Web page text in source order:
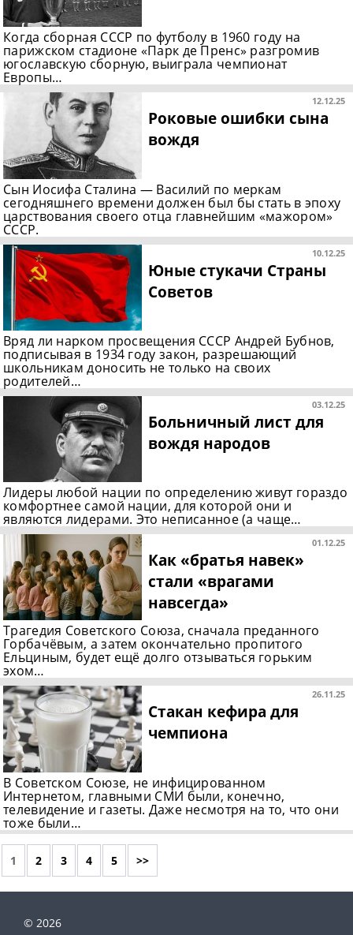
Когда сборная СССР по футболу в 1960 году на
парижском стадионе «Парк де Пренс» разгромив
югославскую сборную, выиграла чемпионат
Европы…
12.12.25
Роковые ошибки сына
вождя
Сын Иосифа Сталина — Василий по меркам
сегодняшнего времени должен был бы стать в эпоху
царствования своего отца главнейшим «мажором»
СССР.
10.12.25
Юные стукачи Страны
Советов
Вряд ли нарком просвещения СССР Андрей Бубнов,
подписывая в 1934 году закон, разрешающий
школьникам доносить не только на своих
родителей…
03.12.25
Больничный лист для
вождя народов
Лидеры любой нации по определению живут гораздо
комфортнее самой нации, для которой они и
являются лидерами. Это неписанное (а чаще…
01.12.25
Как «братья навек»
стали «врагами
навсегда»
Трагедия Советского Союза, сначала преданного
Горбачёвым, а затем окончательно пропитого
Ельциным, будет ещё долго отзываться горьким
эхом…
26.11.25
Стакан кефира для
чемпиона
В Советском Союзе, не инфицированном
Интернетом, главными СМИ были, конечно,
телевидение и газеты. Даже несмотря на то, что они
тоже были…
1 2 3 4 5 >>
© 2026